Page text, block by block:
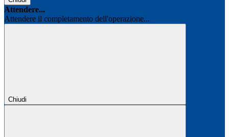
Attendere...
Attendere il completamento dell'operazione...
Chiudi